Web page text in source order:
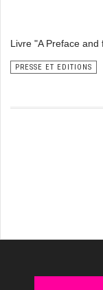
Livre "A Preface
PRESSE ET EDITIONS